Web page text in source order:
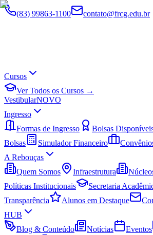
(83) 99863-1100 contato@frcg.edu.br
Cursos
Ver Todos os Cursos →
VestibularNOVO
Ingresso
Formas de Ingresso
Bolsas
Bolsas
Simulador Financeiro
A Rebouças
Quem Somos
Infraestrutura
Políticas Institucionais
Secretaria
Transparência
Alunos em Destaque
HUB
Blog & Conteúdo
Notícias Eventos